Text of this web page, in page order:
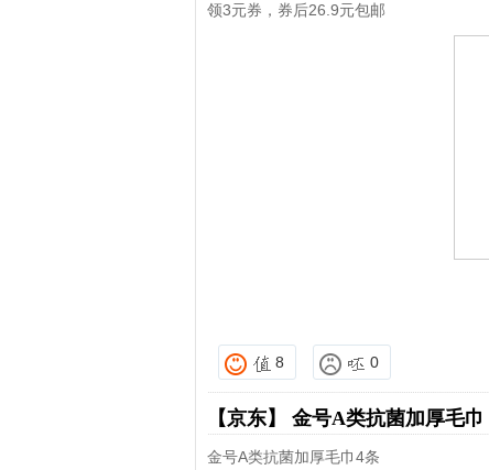
领3元券，券后26.9元包邮
8 0
【京东】 金号A类抗菌加厚毛巾
金号A类抗菌加厚毛巾4条